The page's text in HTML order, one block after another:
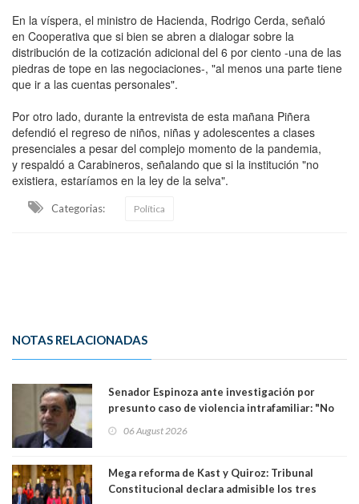
En la víspera, el ministro de Hacienda, Rodrigo Cerda, señaló
en Cooperativa que si bien se abren a dialogar sobre la
distribución de la cotización adicional del 6 por ciento -una de las
piedras de tope en las negociaciones-, "al menos una parte tiene
que ir a las cuentas personales".
Por otro lado, durante la entrevista de esta mañana Piñera
defendió el regreso de niños, niñas y adolescentes a clases
presenciales a pesar del complejo momento de la pandemia,
y respaldó a Carabineros, señalando que si la institución "no
existiera, estaríamos en la ley de la selva".
Categorias: Política
NOTAS RELACIONADAS
Senador Espinoza ante investigación por
presunto caso de violencia intrafamiliar: "No
antecedentes a Tribunal Supremo
06 August 2026
Mega reforma de Kast y Quiroz: Tribunal
Constitucional declara admisible los tres